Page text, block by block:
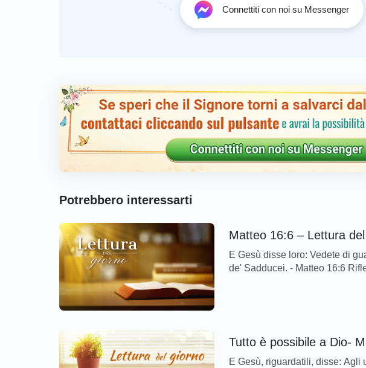
Connettiti con noi su Messenger
Potrebbero interessarti
Matteo 16:6 – Lettura
E Gesù disse loro: Vedete di
de' Sadducei. - Matteo 16:6
Tutto è possibile a Dio-
E Gesù, riguardatili, disse: Agli